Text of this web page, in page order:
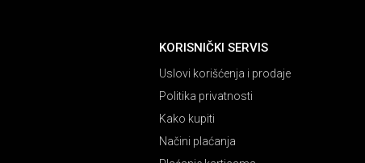
KORISNIČKI SERVIS
Uslovi korišćenja i prodaje
Politika privatnosti
Kako kupiti
Načini plaćanja